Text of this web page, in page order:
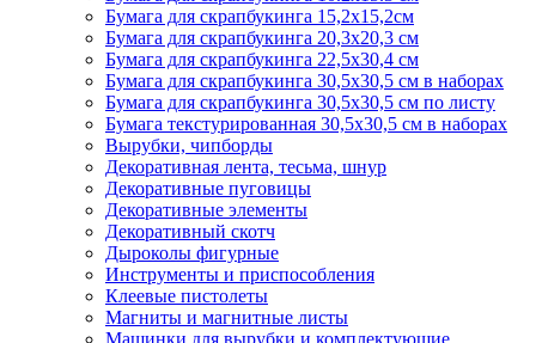
Бумага для скрапбукинга 15,2х15,2см
Бумага для скрапбукинга 20,3х20,3 см
Бумага для скрапбукинга 22,5х30,4 см
Бумага для скрапбукинга 30,5х30,5 см в наборах
Бумага для скрапбукинга 30,5х30,5 см по листу
Бумага текстурированная 30,5х30,5 см в наборах
Вырубки, чипборды
Декоративная лента, тесьма, шнур
Декоративные пуговицы
Декоративные элементы
Декоративный скотч
Дыроколы фигурные
Инструменты и приспособления
Клеевые пистолеты
Магниты и магнитные листы
Машинки для вырубки и комплектующие